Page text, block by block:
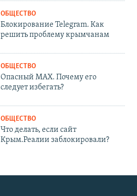
ОБЩЕСТВО
Блокирование Telegram. Как
решить проблему крымчанам
ОБЩЕСТВО
Опасный MAX. Почему его
следует избегать?
ОБЩЕСТВО
Что делать, если сайт
Крым.Реалии заблокировали?